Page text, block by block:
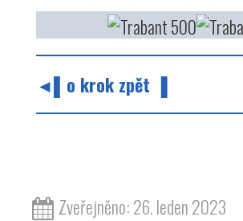
◄▌o krok zpět ▐
Zveřejněno: 26. leden 2023